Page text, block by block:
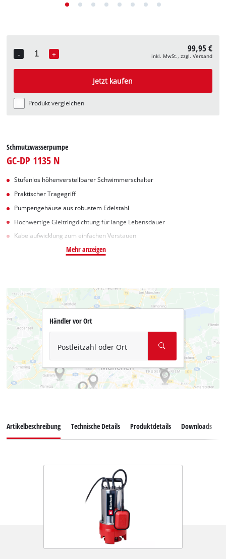
-
Quantity
+ 99,95 €
inkl. MwSt., zzgl. Versand
Jetzt kaufen
Produkt vergleichen
Schmutzwasserpumpe
GC-DP 1135 N
Stufenlos höhenverstellbarer Schwimmerschalter
Praktischer Tragegriff
Pumpengehäuse aus robustem Edelstahl
Hochwertige Gleitringdichtung für lange Lebensdauer
Kabelaufwicklung zum einfachen Verstauen
Mehr anzeigen
Händler vor Ort
Postleitzahl oder Ort
Artikelbeschreibung Technische Details Produktdetails Downloads